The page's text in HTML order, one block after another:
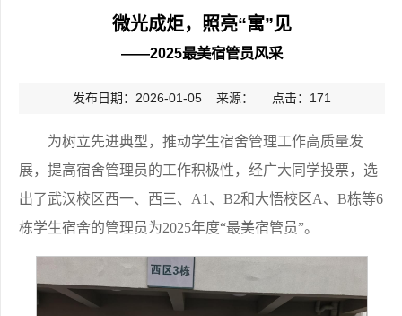
微光成炬，照亮“寓”见
——2025最美宿管员风采
发布日期：2026-01-05 来源： 点击： 171
为树立先进典型，推动学生宿舍管理工作高质量发
展，提高宿舍管理员的工作积极性，经广大同学投票，选
出了武汉校区西一、西三、A1、B2和大悟校区A、B栋等6
栋学生宿舍的管理员为2025年度“最美宿管员”。